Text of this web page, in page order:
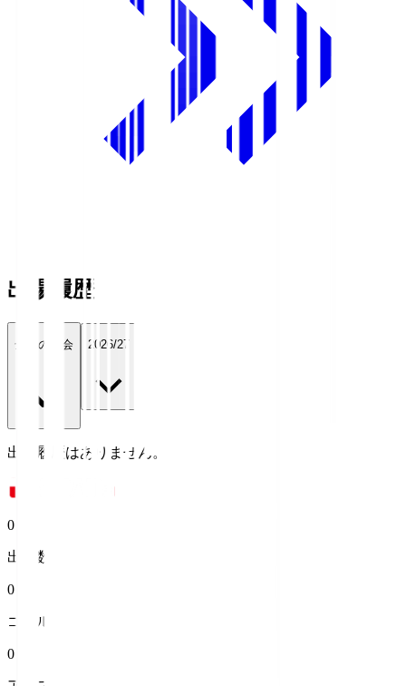
出場履歴
全ての大会 2026/27
出場履歴はありません。
0
出場数
0
ゴール
0